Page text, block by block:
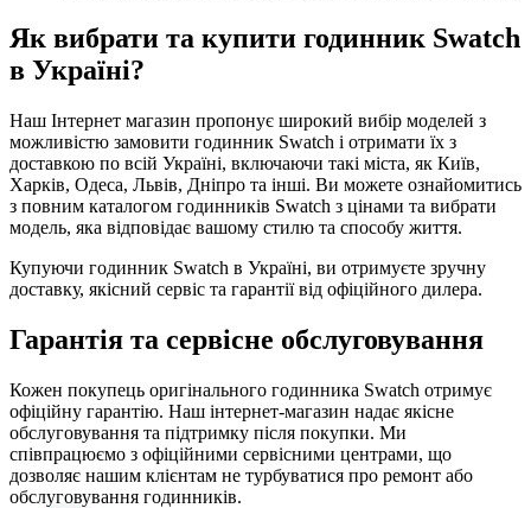
Як вибрати та купити годинник Swatch
в Україні?
Наш Інтернет магазин пропонує широкий вибір моделей з
можливістю замовити годинник Swatch і отримати їх з
доставкою по всій Україні, включаючи такі міста, як Київ,
Харків, Одеса, Львів, Дніпро та інші. Ви можете ознайомитись
з повним каталогом годинників Swatch з цінами та вибрати
модель, яка відповідає вашому стилю та способу життя.
Купуючи годинник Swatch в Україні, ви отримуєте зручну
доставку, якісний сервіс та гарантії від офіційного дилера.
Гарантія та сервісне обслуговування
Кожен покупець оригінального годинника Swatch отримує
офіційну гарантію. Наш інтернет-магазин надає якісне
обслуговування та підтримку після покупки. Ми
співпрацюємо з офіційними сервісними центрами, що
дозволяє нашим клієнтам не турбуватися про ремонт або
обслуговування годинників.